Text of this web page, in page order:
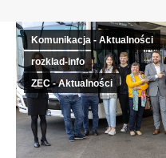
Komunikacja - Aktualności
rozklad-info
ZEC - Aktualności